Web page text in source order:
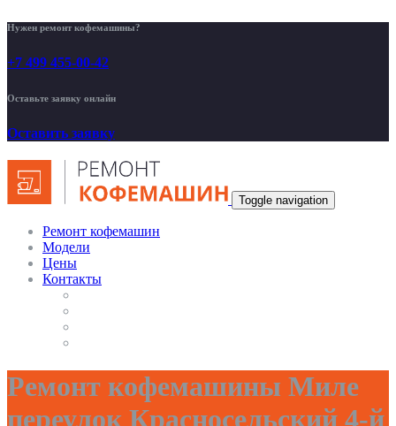
Нужен ремонт кофемашины?
+7 499 455-00-42
Оставьте заявку онлайн
Оставить заявку
Toggle navigation
Ремонт кофемашин
Модели
Цены
Контакты
Ремонт кофемашины Миле
переулок Красносельский 4-й